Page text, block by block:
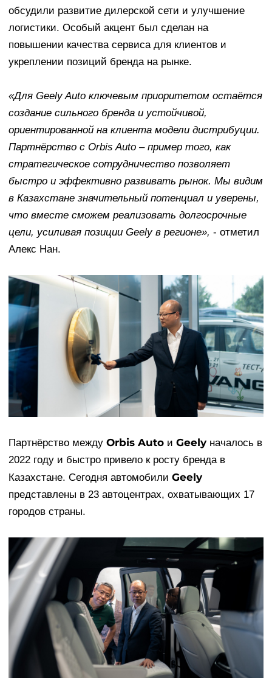
обсудили развитие дилерской сети и улучшение
логистики. Особый акцент был сделан на
повышении качества сервиса для клиентов и
укреплении позиций бренда на рынке.
«Для Geely Auto ключевым приоритетом остаётся
создание сильного бренда и устойчивой,
ориентированной на клиента модели дистрибуции.
Партнёрство с Orbis Auto – пример того, как
стратегическое сотрудничество позволяет
быстро и эффективно развивать рынок. Мы видим
в Казахстане значительный потенциал и уверены,
что вместе сможем реализовать долгосрочные
цели, усиливая позиции Geely в регионе», - отметил
Алекс Нан.
Партнёрство между Orbis Auto и Geely началось в
2022 году и быстро привело к росту бренда в
Казахстане. Сегодня автомобили Geely
представлены в 23 автоцентрах, охватывающих 17
городов страны.